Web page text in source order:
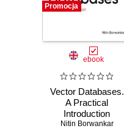
Promocja
ebook
Vector Databases.
A Practical
Introduction
Nitin Borwankar